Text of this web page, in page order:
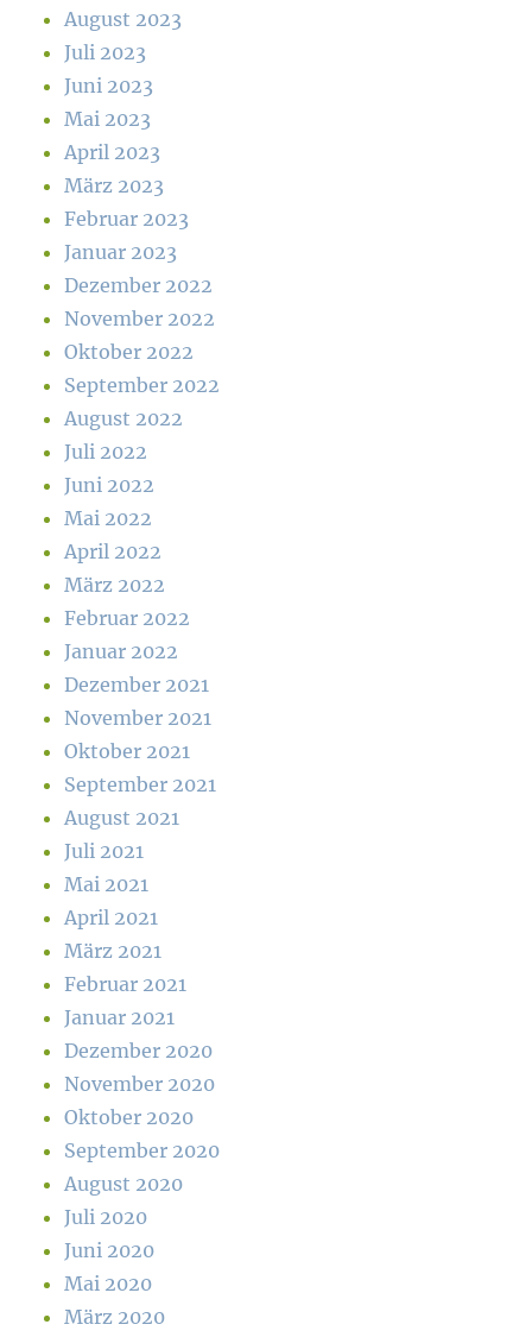
August 2023
Juli 2023
Juni 2023
Mai 2023
April 2023
März 2023
Februar 2023
Januar 2023
Dezember 2022
November 2022
Oktober 2022
September 2022
August 2022
Juli 2022
Juni 2022
Mai 2022
April 2022
März 2022
Februar 2022
Januar 2022
Dezember 2021
November 2021
Oktober 2021
September 2021
August 2021
Juli 2021
Mai 2021
April 2021
März 2021
Februar 2021
Januar 2021
Dezember 2020
November 2020
Oktober 2020
September 2020
August 2020
Juli 2020
Juni 2020
Mai 2020
März 2020